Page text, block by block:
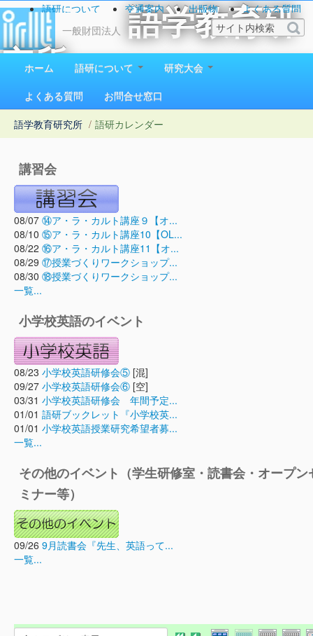
一般財団法人
語学教育研
究所
1923（大正12）年創立
語研について 交通案内 出版物
よくある質問
お問い合わせ
ホーム 語研について
研究大会
よくある質問
お問合せ窓口
語学教育研究所 / 語研カレンダー
講習会
08/07 ⑭ア・ラ・カルト講座９【オ...
08/10 ⑮ア・ラ・カルト講座10【OL...
08/22 ⑯ア・ラ・カルト講座11【オ...
08/29 ⑰授業づくりワークショップ...
08/30 ⑱授業づくりワークショップ...
一覧...
小学校英語のイベント
08/23 小学校英語研修会⑤ [混]
09/27 小学校英語研修会⑥ [空]
03/31 小学校英語研修会 年間予定...
01/01 語研ブックレット『小学校英...
01/01 小学校英語授業研究希望者募...
一覧...
その他のイベント（学生研修室・読書会・オープン
ミナー等）
09/26 9月読書会『先生、英語って...
一覧...